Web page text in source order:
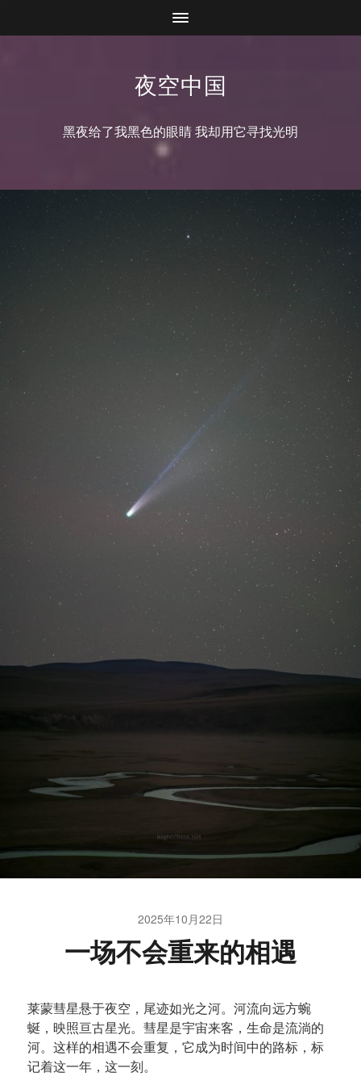
夜空中国
黑夜给了我黑色的眼睛 我却用它寻找光明
2025年10月22日
一场不会重来的相遇
莱蒙彗星悬于夜空，尾迹如光之河。河流向远方蜿
蜒，映照亘古星光。彗星是宇宙来客，生命是流淌的
河。这样的相遇不会重复，它成为时间中的路标，标
记着这一年，这一刻。